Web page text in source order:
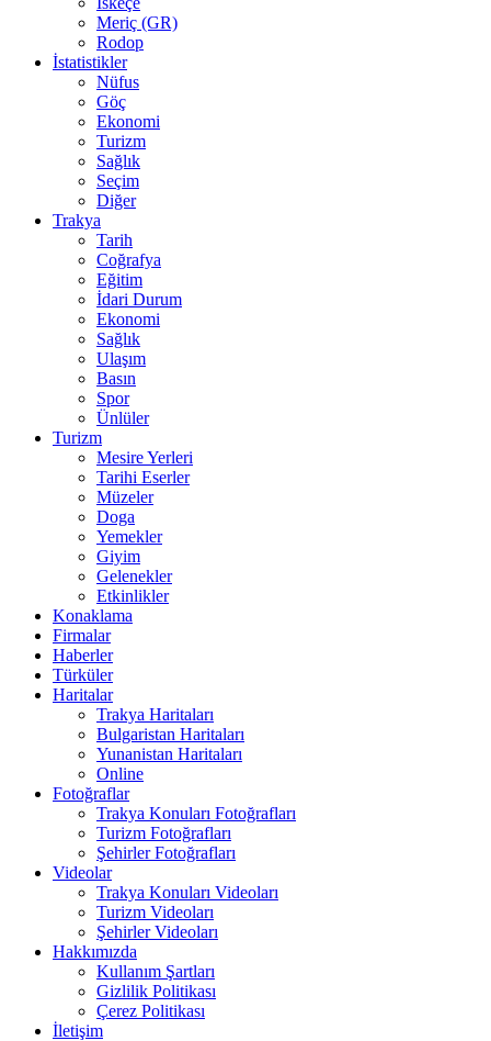
Meriç (GR)
Rodop
İstatistikler
Nüfus
Göç
Ekonomi
Turizm
Sağlık
Seçim
Diğer
Trakya
Tarih
Coğrafya
Eğitim
İdari Durum
Ekonomi
Sağlık
Ulaşım
Basın
Spor
Ünlüler
Turizm
Mesire Yerleri
Tarihi Eserler
Müzeler
Doga
Yemekler
Giyim
Gelenekler
Etkinlikler
Konaklama
Firmalar
Haberler
Türküler
Haritalar
Trakya Haritaları
Bulgaristan Haritaları
Yunanistan Haritaları
Online
Fotoğraflar
Trakya Konuları Fotoğrafları
Turizm Fotoğrafları
Şehirler Fotoğrafları
Videolar
Trakya Konuları Videoları
Turizm Videoları
Şehirler Videoları
Hakkımızda
Kullanım Şartları
Gizlilik Politikası
Çerez Politikası
İletişim